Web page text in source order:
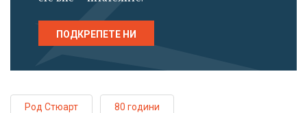
ПОДКРЕПЕТЕ НИ
Род Стюарт 80 години